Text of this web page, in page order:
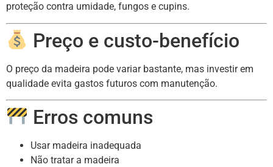
proteção contra umidade, fungos e cupins.
Preço e custo-benefício
O preço da madeira pode variar bastante, mas investir em
qualidade evita gastos futuros com manutenção.
Erros comuns
Usar madeira inadequada
Não tratar a madeira